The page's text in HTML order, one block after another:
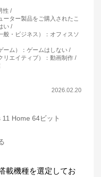
性
ーター製品をご購入されたこ
い
・ビジネス）
： オフィスソ
ム）
： ゲームはしない
エイティブ）
： 動画制作 /
2026.02.20
11 Home 64ビット
載機種を選定してお